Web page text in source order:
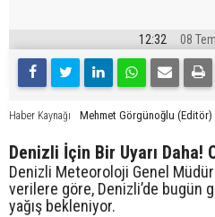
12:32 08
Haber Kaynağı Mehmet Görgünoğlu (Editör)
Denizli İçin Bir Uyarı Daha!
Denizli Meteoroloji Genel
verilere göre, Denizli’de bugün
yağış bekleniyor.